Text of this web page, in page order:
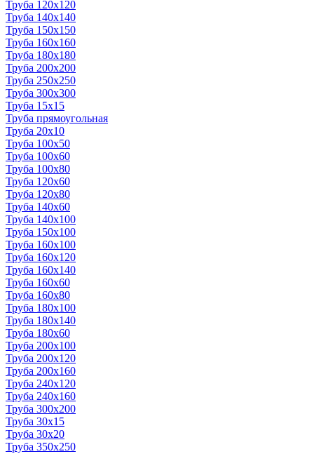
Труба 120x120
Труба 140x140
Труба 150x150
Труба 160x160
Труба 180x180
Труба 200x200
Труба 250x250
Труба 300x300
Труба 15x15
Труба прямоугольная
Труба 20x10
Труба 100x50
Труба 100x60
Труба 100x80
Труба 120x60
Труба 120x80
Труба 140x60
Труба 140x100
Труба 150x100
Труба 160x100
Труба 160x120
Труба 160x140
Труба 160x60
Труба 160x80
Труба 180x100
Труба 180x140
Труба 180x60
Труба 200x100
Труба 200x120
Труба 200x160
Труба 240x120
Труба 240x160
Труба 300x200
Труба 30x15
Труба 30x20
Труба 350x250